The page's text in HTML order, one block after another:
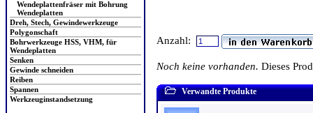
Wendeplattenfräser mit Bohrung
Wendeplatten
Dreh, Stech, Gewindewerkzeuge
Polygonschaft
Bohrwerkzeuge HSS, VHM, für
Wendeplatten
Senken
Gewinde schneiden
Reiben
Spannen
Werkzeuginstandsetzung
Anzahl:
Noch keine vorhanden. Dieses
Verwandte Produkte